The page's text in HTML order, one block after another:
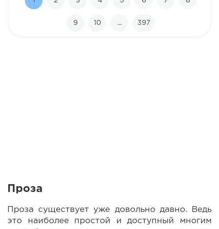
9 10 ... 397
Проза
Проза существует уже довольно давно. Ведь
это наиболее простой и доступный многим